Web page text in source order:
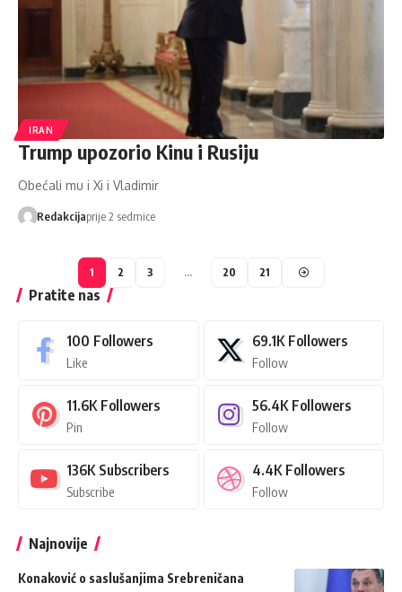
IRAN
Trump upozorio Kinu i Rusiju
Obećali mu i Xi i Vladimir
Redakcijaprije 2 sedmice
1 2 3 … 20 21
Pratite nas
100 Followers
Like
69.1K Followers
Follow
11.6K Followers
Pin
56.4K Followers
Follow
136K Subscribers
Subscribe
4.4K Followers
Follow
Najnovije
Konaković o saslušanjima Srebreničana